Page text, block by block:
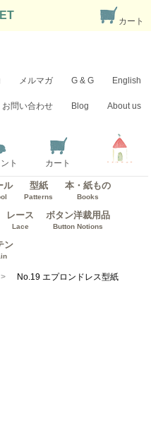
English
G & G
メルマガ
About us
Blog
お問い合わせ
ト カート
ル 型紙
Patterns
本・紙もの
Books
レース
Lace
ボタン洋裁用品
Button Notions
ン
No.19 エプロンドレス型紙
カート